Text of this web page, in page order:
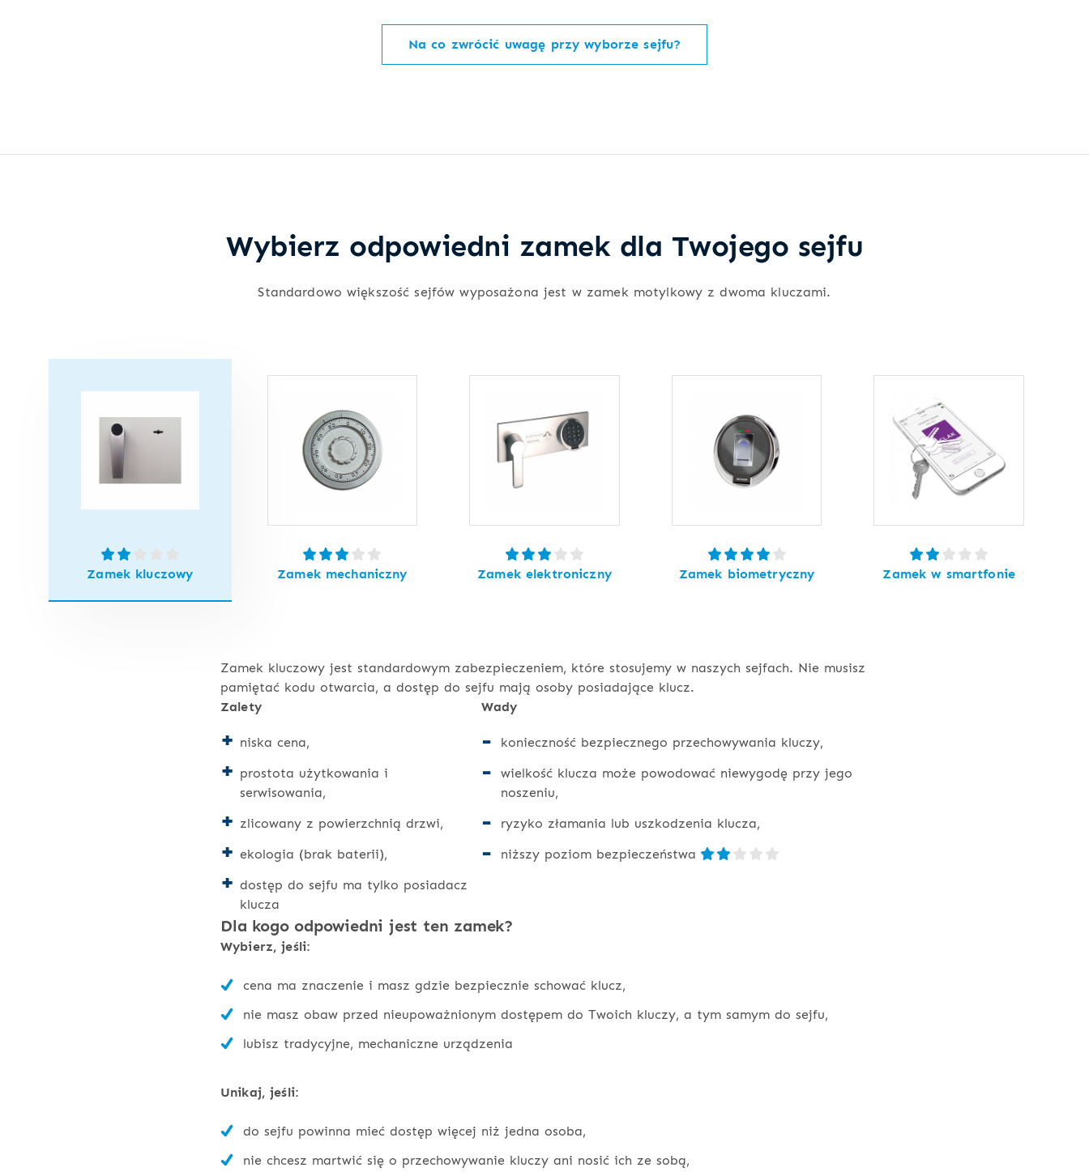
Na co zwrócić uwagę przy wyborze sejfu?
Wybierz odpowiedni zamek dla Twojego sejfu
Standardowo większość sejfów wyposażona jest w zamek motylkowy z dwoma kluczami.
Zamek kluczowy Zamek mechaniczny Zamek elektroniczny Zamek biometryczny Zamek w smartfonie
Zamek kluczowy jest standardowym zabezpieczeniem, które stosujemy w naszych sejfach. Nie musisz
pamiętać kodu otwarcia, a dostęp do sejfu mają osoby posiadające klucz.
Zalety
niska cena,
prostota użytkowania i
serwisowania,
zlicowany z powierzchnią drzwi,
ekologia (brak baterii),
dostęp do sejfu ma tylko posiadacz
klucza
Wady
konieczność bezpiecznego przechowywania kluczy,
wielkość klucza może powodować niewygodę przy jego
noszeniu,
ryzyko złamania lub uszkodzenia klucza,
niższy poziom bezpieczeństwa
Dla kogo odpowiedni jest ten zamek?
Wybierz, jeśli:
cena ma znaczenie i masz gdzie bezpiecznie schować klucz,
nie masz obaw przed nieupoważnionym dostępem do Twoich kluczy, a tym samym do sejfu,
lubisz tradycyjne, mechaniczne urządzenia
Unikaj, jeśli:
do sejfu powinna mieć dostęp więcej niż jedna osoba,
nie chcesz martwić się o przechowywanie kluczy ani nosić ich ze sobą,